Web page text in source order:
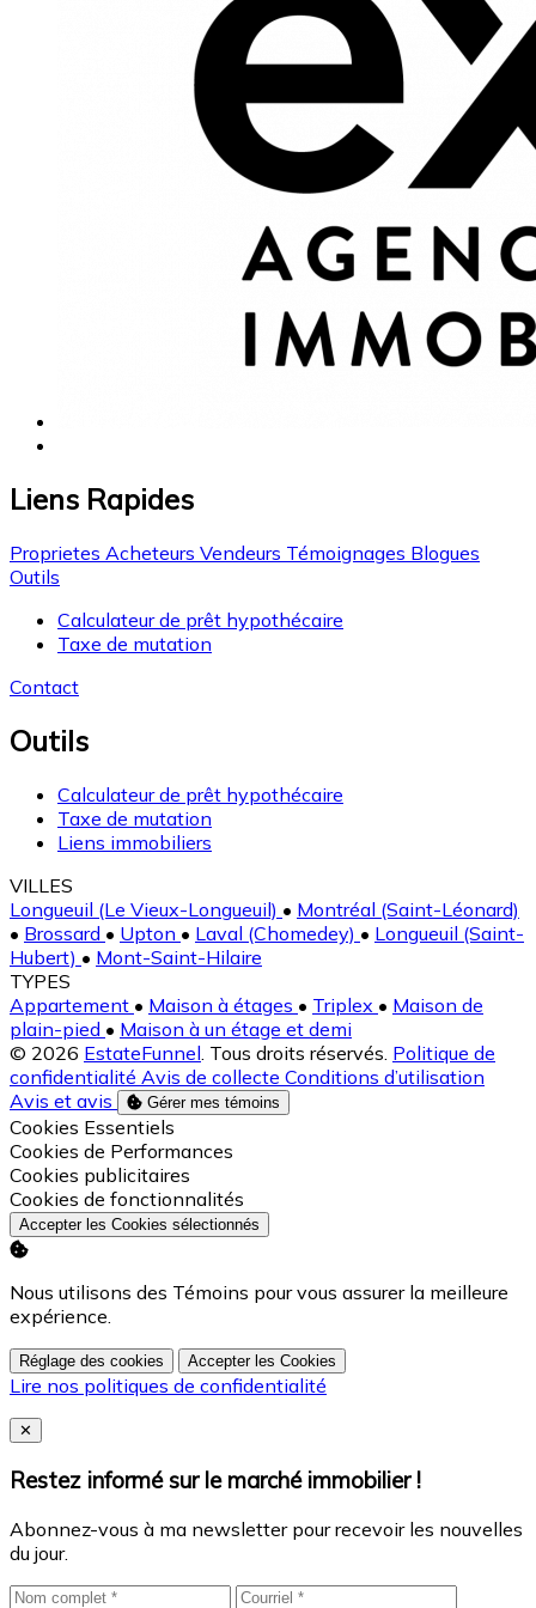
Liens Rapides
Proprietes Acheteurs Vendeurs Témoignages Blogues
Outils
Calculateur de prêt hypothécaire
Taxe de mutation
Contact
Outils
Calculateur de prêt hypothécaire
Taxe de mutation
Liens immobiliers
VILLES
Longueuil (Le Vieux-Longueuil) • Montréal (Saint-Léonard)
• Brossard • Upton • Laval (Chomedey) • Longueuil (Saint-
Hubert) • Mont-Saint-Hilaire
TYPES
Appartement • Maison à étages • Triplex • Maison de
plain-pied • Maison à un étage et demi
© 2026 EstateFunnel. Tous droits réservés. Politique de
confidentialité Avis de collecte Conditions d’utilisation
Avis et avis
Gérer mes témoins
Activer
Cookies Essentiels
Activer
Cookies de Performances
Activer
Cookies publicitaires
Activer
Cookies de fonctionnalités
Accepter les Cookies sélectionnés
Nous utilisons des Témoins pour vous assurer la meilleure
expérience.
Réglage des cookies Accepter les Cookies
Lire nos politiques de confidentialité
Close
✕
Restez informé sur le marché immobilier !
Abonnez-vous à ma newsletter pour recevoir les nouvelles
du jour.